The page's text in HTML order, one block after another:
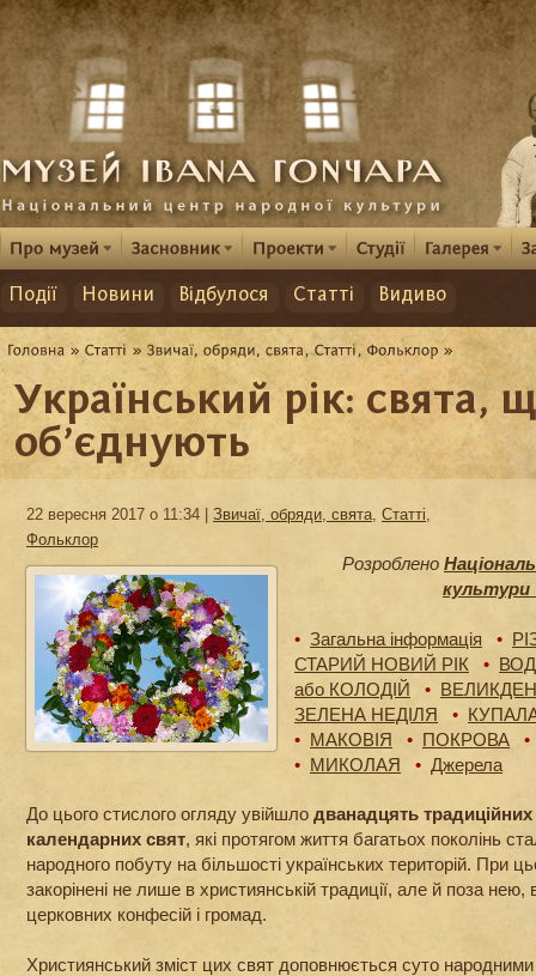
Події Новини Відбулося Статті Видиво
Український рік: свята,
об’єднують
22 вересня 2017 о 11:34 | Звичаї, обряди, свята, Статті,
Фольклор
Розроблено
культури
• Загальна інформація •
СТАРИЙ НОВИЙ РІК
•
або КОЛОДІЙ
•
ЗЕЛЕНА НЕДІЛЯ
•
• МАКОВІЯ • ПОКРОВА
•
• МИКОЛАЯ • Джерела
До цього стислого огляду увійшло дванадцять традиційних
календарних свят, які протягом життя багатьох поколінь
народного побуту на більшості українських територій. При
закорінені не лише в християнській традиції, але й поза нею,
церковних конфесій і громад.
Християнський зміст цих свят доповнюється суто